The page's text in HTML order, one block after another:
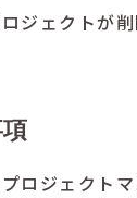
ジェクトが削
ロジェクト